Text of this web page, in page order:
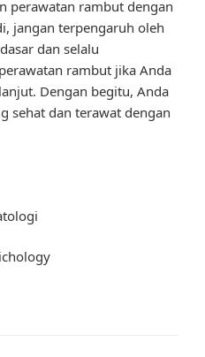
perawatan rambut dengan
jangan terpengaruh oleh
dan selalu
rambut jika Anda
Dengan begitu, Anda
sehat dan terawat dengan